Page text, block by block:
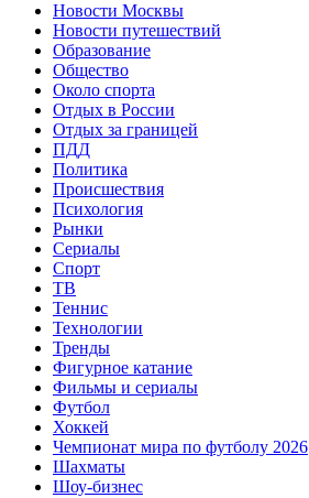
Новости Москвы
Новости путешествий
Образование
Общество
Около спорта
Отдых в России
Отдых за границей
ПДД
Политика
Происшествия
Психология
Рынки
Сериалы
Спорт
ТВ
Теннис
Технологии
Тренды
Фигурное катание
Фильмы и сериалы
Футбол
Хоккей
Чемпионат мира по футболу 2026
Шахматы
Шоу-бизнес